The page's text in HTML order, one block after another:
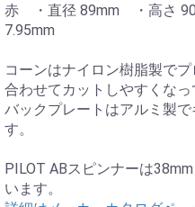
赤 ・直径 89mm ・高さ
コーンはナイロン樹脂製で
合わせてカットしやすくなっ
バックプレートはアルミ製
す。
PILOT ABスピンナーは
います。